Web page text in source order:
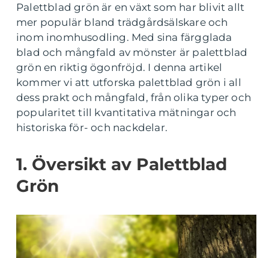
Palettblad grön är en växt som har blivit allt
mer populär bland trädgårdsälskare och
inom inomhusodling. Med sina färgglada
blad och mångfald av mönster är palettblad
grön en riktig ögonfröjd. I denna artikel
kommer vi att utforska palettblad grön i all
dess prakt och mångfald, från olika typer och
popularitet till kvantitativa mätningar och
historiska för- och nackdelar.
1. Översikt av Palettblad
Grön